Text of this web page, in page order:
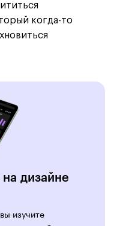
когда-то
на дизайне
изучите